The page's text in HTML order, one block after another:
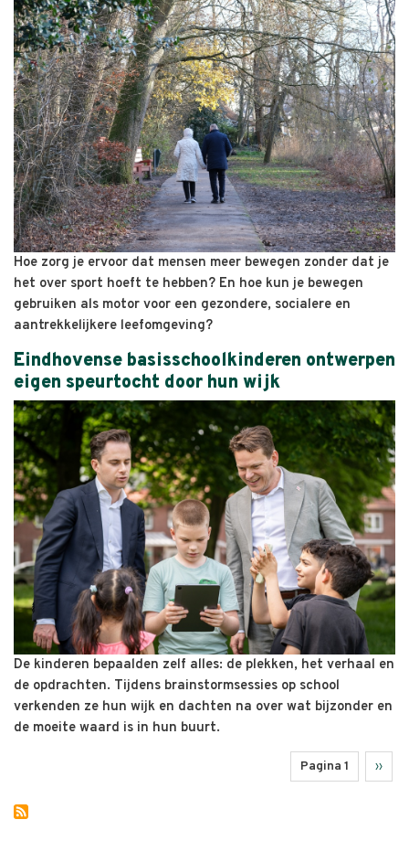
Hoe zorg je ervoor dat mensen meer bewegen zonder dat je
het over sport hoeft te hebben? En hoe kun je bewegen
gebruiken als motor voor een gezondere, socialere en
aantrekkelijkere leefomgeving?
Eindhovense basisschoolkinderen ontwerpen
eigen speurtocht door hun wijk
De kinderen bepaalden zelf alles: de plekken, het verhaal en
de opdrachten. Tijdens brainstormsessies op school
verkenden ze hun wijk en dachten na over wat bijzonder en
de moeite waard is in hun buurt.
Pagina 1 ››